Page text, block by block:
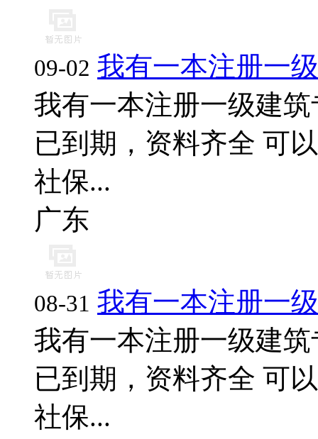
09-02 我有一本注册一
我有一本注册一级建
已到期，资料齐全 可
社保...
广东
08-31 我有一本注册一
我有一本注册一级建
已到期，资料齐全 可
社保...